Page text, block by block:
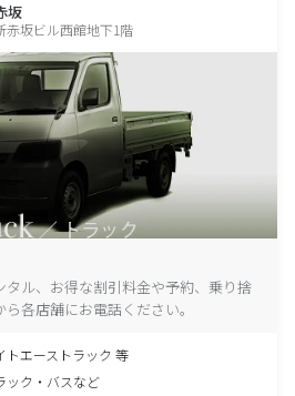
坂
赤坂ビル西館地下1階
タル、お得な割引料金や予約、乗り捨
各店舗にお電話ください。
トエーストラック 等
ック・バスなど